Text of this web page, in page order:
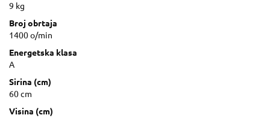
9 kg
Broj obrtaja
1400 o/min
Energetska klasa
A
Sirina (cm)
60 cm
Visina (cm)